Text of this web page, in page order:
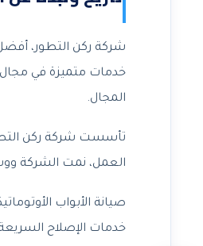
شركة ركن التطور،
خدمات متميزة في مجال
المجال.
تأسست شركة ركن
العمل، نمت الشركة
صيانة الأبواب
خدمات الإصلاح